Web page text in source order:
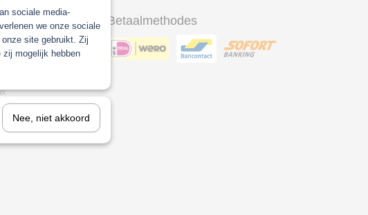
verfspuitpistool
Betaalmethodes
sociale media-
we onze sociale
site gebruikt. Zij
zij mogelijk hebben
Nee, niet akkoord